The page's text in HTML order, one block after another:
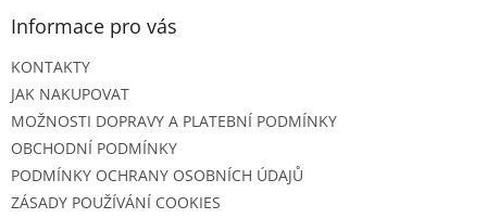
Informace pro vás
KONTAKTY
JAK NAKUPOVAT
MOŽNOSTI DOPRAVY A PLATEBNÍ PODMÍNKY
OBCHODNÍ PODMÍNKY
PODMÍNKY OCHRANY OSOBNÍCH ÚDAJŮ
ZÁSADY POUŽÍVÁNÍ COOKIES